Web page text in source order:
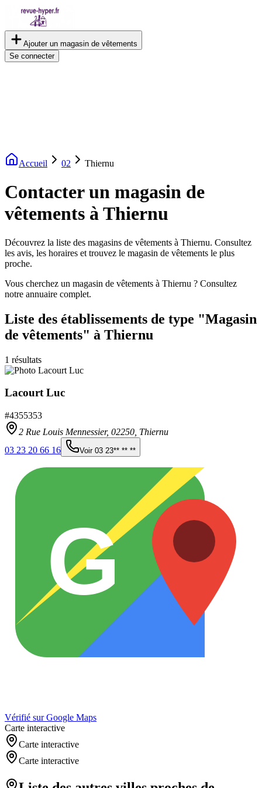
Ajouter un magasin de vêtements
Se connecter
Accueil 02 Thiernu
Contacter un magasin de
vêtements à Thiernu
Découvrez la liste des magasins de vêtements à Thiernu. Consultez
les avis, les horaires et trouvez le magasin de vêtements le plus
proche.
Vous cherchez un magasin de vêtements à Thiernu ? Consultez
notre annuaire complet.
Liste des établissements de type "Magasin
de vêtements" à Thiernu
1 résultats
Lacourt Luc
#4355353
2 Rue Louis Mennessier, 02250 Thiernu
03 23 20 66 16
Voir 03 23** ** **
G
Vérifié sur Google Maps
Carte interactive
Carte interactive
Carte interactive